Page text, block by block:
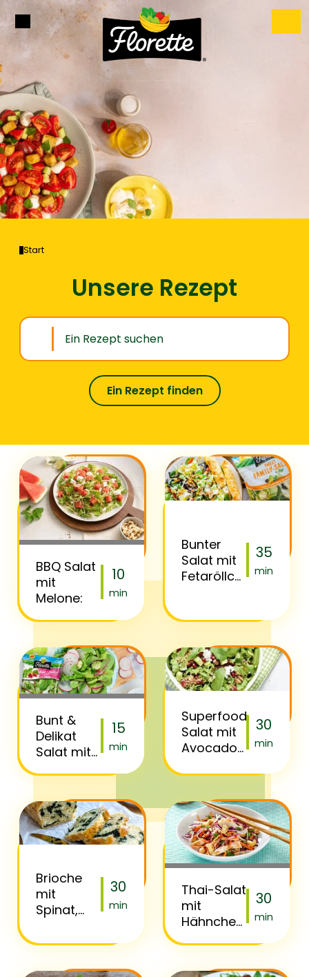
Start
Unsere Rezept
Ein Rezept finden
BBQ Salat
mit
Melone:
10
min
Bunter
Salat mit
Fetaröllchen
35
min
Bunt &
Delikat
Salat mit
Himbeerdressing:
15
min
Superfood-
Salat mit
Avocado
Quinoa:
30
min
Brioche
mit
Spinat,
Bärlauch:
30
min
Thai-Salat
mit
Hähnchen
30
min